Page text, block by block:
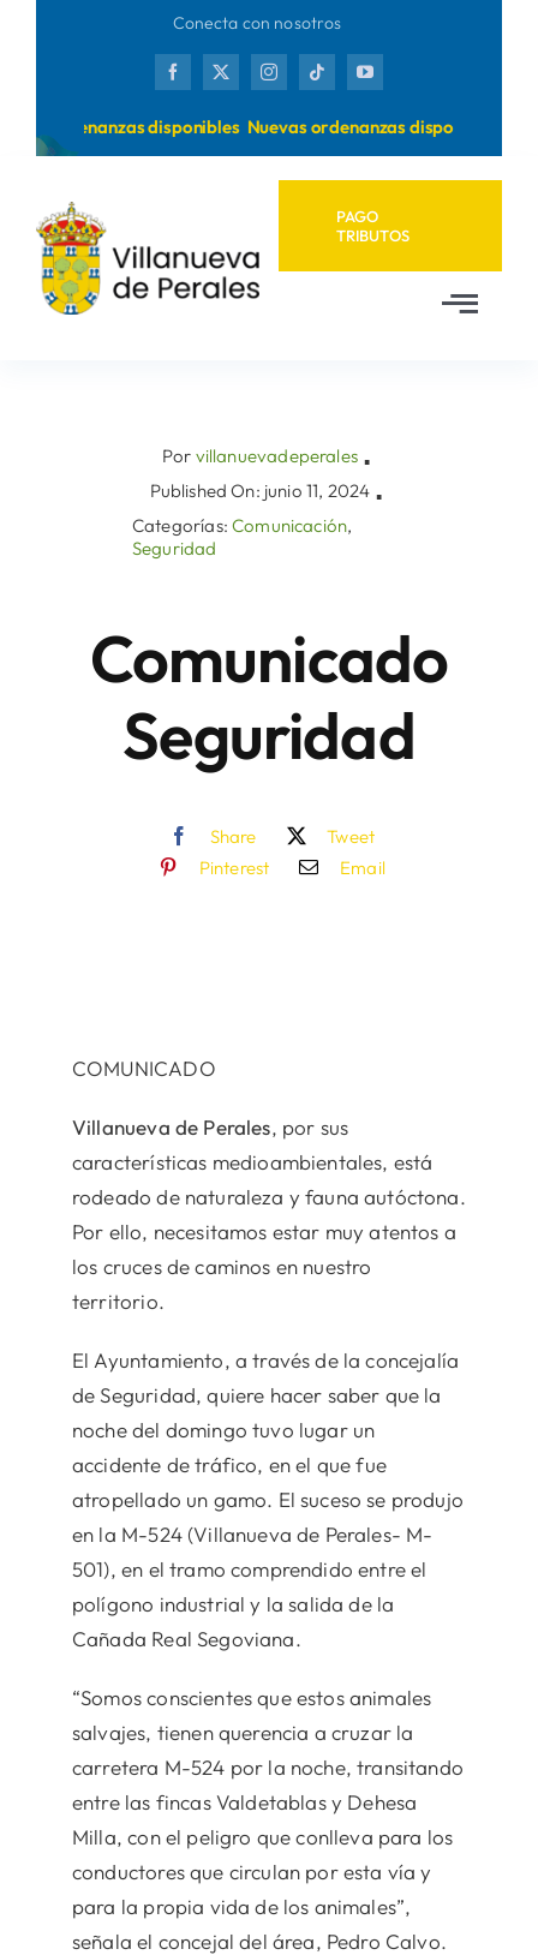
Conecta con nosotros
ordenanzas disponibles Nuevas ordenanzas disponibles
PAGO
TRIBUTOS
Ayuntamiento
Sede Electrónica
Por villanuevadeperales ▪
Published On: junio 11, 2024 ▪
Categorías:Comunicación,
Seguridad
Comunicado
Seguridad
Share
Tweet
Pinterest
Email
COMUNICADO
Villanueva de Perales, por sus
características medioambientales, está
rodeado de naturaleza y fauna autóctona.
Por ello, necesitamos estar muy atentos a
los cruces de caminos en nuestro
territorio.
El Ayuntamiento, a través de la concejalía
de Seguridad, quiere hacer saber que la
noche del domingo tuvo lugar un
accidente de tráfico, en el que fue
atropellado un gamo. El suceso se produjo
en la M-524 (Villanueva de Perales- M-
501), en el tramo comprendido entre el
polígono industrial y la salida de la
Cañada Real Segoviana.
“Somos conscientes que estos animales
salvajes, tienen querencia a cruzar la
carretera M-524 por la noche, transitando
entre las fincas Valdetablas y Dehesa
Milla, con el peligro que conlleva para los
conductores que circulan por esta vía y
para la propia vida de los animales”,
señala el concejal del área, Pedro Calvo.